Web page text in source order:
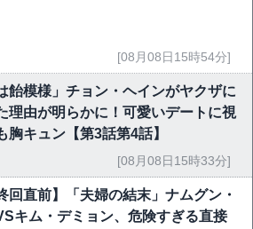
[08月08日15時54分]
飴模様」チョン・ヘインがヤクザに
理由が明らかに！可愛いデートに視
胸キュン【第3話第4話】
[08月08日15時33分]
回直前】「夫婦の結末」ナムグン・
キム・デミョン、危険すぎる直接